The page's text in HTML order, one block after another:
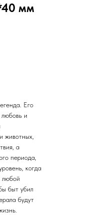
мм
Его
и
животных,
а
периода,
когда
любой
быт убил
будут